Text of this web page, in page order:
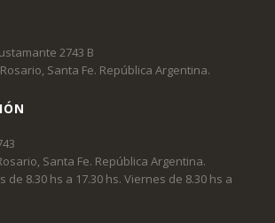
2743 B
Rosario, Santa Fe. República Argentina.
Santa Fe. República Argentina.
de 8.30 hs a 17.30 hs. Viernes de 8.30 hs a